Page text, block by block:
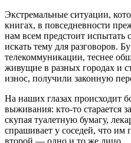
Экстремальные ситуации,
книгах, в повседневности
нам всем предстоит
искать тему для разговоров.
телекоммуникации, теснее
живущие в разных городах и
износ, получили законную
На наших глазах происходит
выживания: кто-то старается
скупая туалетную бумагу,
спрашивает у соседей, что
второй — одно и то же лицо.